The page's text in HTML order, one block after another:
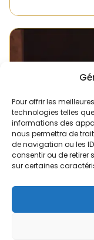
Pour offrir les
technologies telles
informations des
nous permettra de
de navigation ou les
consentir ou de retirer
sur certaines
40 jours